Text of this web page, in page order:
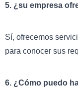
5. ¿su empresa
Sí, ofrecemos
para conocer sus
6. ¿Cómo puedo